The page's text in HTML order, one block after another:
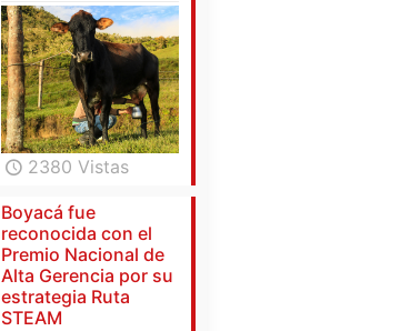
2380 Vistas
Boyacá fue
reconocida con el
Premio Nacional de
Alta Gerencia por su
estrategia Ruta
STEAM